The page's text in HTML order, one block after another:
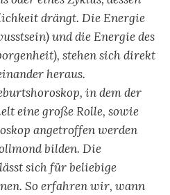
drängt. Die Energie
und die Energie des
stehen sich direkt
heraus.
in dem der
eine große Rolle, sowie
angetroffen werden
bilden. Die
sich für beliebige
So erfahren wir, wann